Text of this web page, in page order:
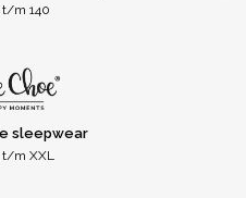
t/m 140
sleepwear
m XXL